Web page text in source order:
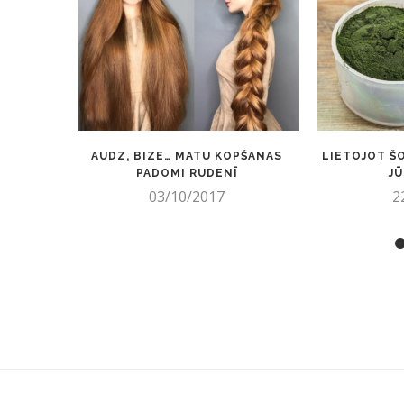
AUDZ, BIZE… MATU KOPŠANAS
PADOMI RUDENĪ
03/10/2017
LIETOJOT